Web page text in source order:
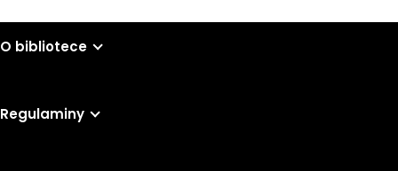
O bibliotece
Regulaminy